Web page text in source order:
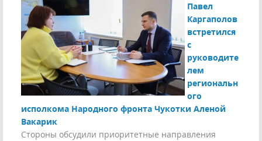
Павел
Каргаполов
встретился
с
руководите
лем
региональн
ого
исполкома Народного фронта Чукотки Аленой
Вакарик
Стороны обсудили приоритетные направления